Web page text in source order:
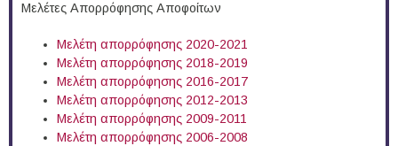
Μελέτες Απορρόφησης Αποφοίτων
Μελέτη απορρόφησης 2020-2021
Μελέτη απορρόφησης 2018-2019
Μελέτη απορρόφησης 2016-2017
Μελέτη απορρόφησης 2012-2013
Μελέτη απορρόφησης 2009-2011
Μελέτη απορρόφησης 2006-2008